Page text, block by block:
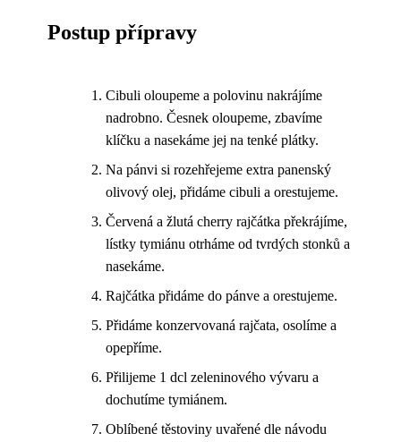
Postup přípravy
Cibuli oloupeme a polovinu nakrájíme
nadrobno. Česnek oloupeme, zbavíme
klíčku a nasekáme jej na tenké plátky.
Na pánvi si rozehřejeme extra panenský
olivový olej, přidáme cibuli a orestujeme.
Červená a žlutá cherry rajčátka překrájíme,
lístky tymiánu otrháme od tvrdých stonků a
nasekáme.
Rajčátka přidáme do pánve a orestujeme.
Přidáme konzervovaná rajčata, osolíme a
opepříme.
Přilijeme 1 dcl zeleninového vývaru a
dochutíme tymiánem.
Oblíbené těstoviny uvařené dle návodu